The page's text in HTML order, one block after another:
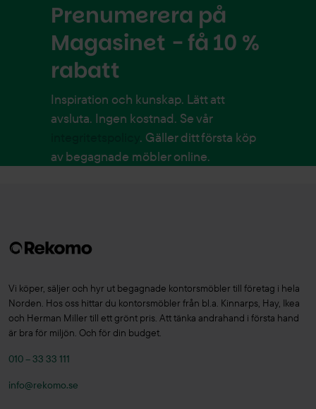
Prenumerera på
Magasinet - få 10 %
rabatt
Inspiration och kunskap. Lätt att
avsluta. Ingen kostnad. Se vår
. Gäller ditt första köp
av begagnade möbler online.
Vi köper, säljer och hyr ut begagnade kontorsmöbler till företag i hela
Norden. Hos oss hittar du kontorsmöbler från bl.a. Kinnarps, Hay, Ikea
och Herman Miller till ett grönt pris. Att tänka andrahand i första hand
är bra för miljön. Och för din budget.
010 – 33 33 111
info@rekomo.se